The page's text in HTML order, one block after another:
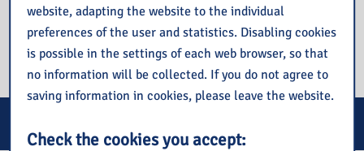
Książkę znajdzieszTUTAJ
website, adapting the website to the individual
preferences of the user and statistics. Disabling cookies
is possible in the settings of each web browser, so that
no information will be collected. If you do not agree to
saving information in cookies, please leave the website.
Check the cookies you accept: